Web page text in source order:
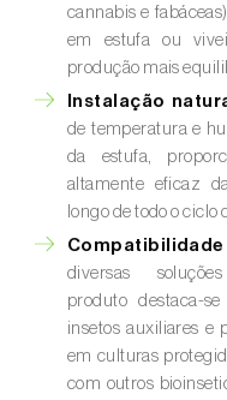
cannabis e
em estufa ou
produção mais
Instalação
de temperatura e
da estufa,
altamente eficaz
longo de todo o ciclo
diversas
produto destaca-
insetos auxiliares e
em culturas
com outros